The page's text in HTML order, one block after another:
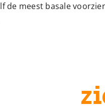
meest basale